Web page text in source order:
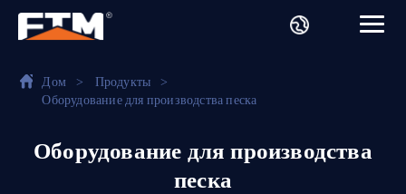
Дом > Продукты
>
Оборудование для производства песка
Оборудование для производства
песка